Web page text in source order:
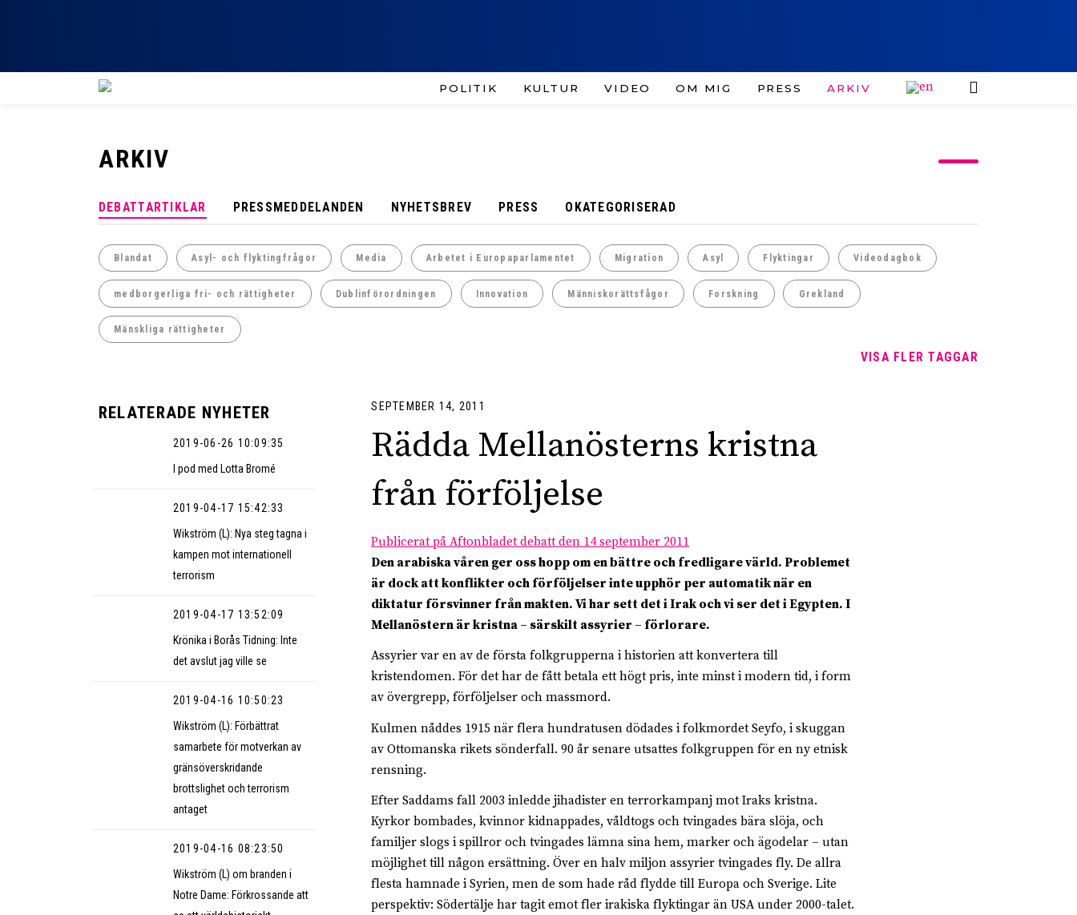
POLITIK KULTUR VIDEO OM MIG PRESS ARKIV
ARKIV
DEBATTARTIKLAR PRESSMEDDELANDEN NYHETSBREV PRESS OKATEGORISERAD
Blandat Asyl- och flyktingfrågor Media Arbetet i Europaparlamentet Migration Asyl Flyktingar Videodagbok
medborgerliga fri- och rättigheter Dublinförordningen Innovation Människorättsfågor Forskning Grekland
Mänskliga rättigheter
VISA FLER TAGGAR
RELATERADE NYHETER
2019-06-26 10:09:35
I pod med Lotta Bromé
2019-04-17 15:42:33
Wikström (L): Nya steg tagna i
kampen mot internationell
terrorism
2019-04-17 13:52:09
Krönika i Borås Tidning: Inte
det avslut jag ville se
2019-04-16 10:50:23
Wikström (L): Förbättrat
samarbete för motverkan av
gränsöverskridande
brottslighet och terrorism
antaget
2019-04-16 08:23:50
Wikström (L) om branden i
Notre Dame: Förkrossande att
SEPTEMBER 14, 2011
Rädda Mellanösterns kristna
från förföljelse
Publicerat på Aftonbladet debatt den 14 september 2011
Den arabiska våren ger oss hopp om en bättre och fredligare värld. Problemet
är dock att ­konflikter och förföljelser inte upphör per automatik när en
diktatur försvinner från makten. Vi har sett det i Irak och vi ser det i Egypten. I
Mellanöstern är kristna – särskilt assyrier – förlorare.
Assyrier var en av de första folkgrupperna i historien att konvertera till
kristendomen. För det har de fått betala ett högt pris, inte minst i modern tid, i form
av övergrepp, förföljelser och massmord.
Kulmen nåddes 1915 när flera hundratusen dödades i folkmordet Seyfo, i skuggan
av Ottomanska rikets sönderfall. 90 år senare utsattes folkgruppen för en ny etnisk
rensning.
Efter Saddams fall 2003 inledde jihadister en terrorkampanj mot Iraks kristna.
Kyrkor bombades, kvinnor kidnappades, våldtogs och tvingades bära slöja, och
familjer slogs i spillror och tvingades lämna sina hem, marker och ägodelar – utan
möjlighet till ­någon ersättning. Över en halv miljon assyrier tvingades fly. De allra
flesta hamnade i ­Syrien, men de som hade råd flydde till ­Europa och Sverige. Lite
perspektiv: ­Södertälje har tagit emot fler irakiska flyktingar än USA under 2000-talet.